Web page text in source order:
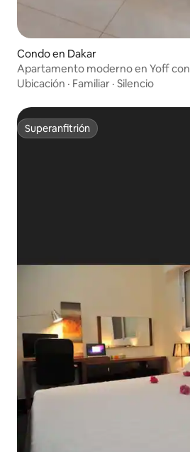
Condo en Dakar
Apartamento moderno en Yoff
semana
Ubicación · Familiar · Silencio
Superanfitrión
Superanfitrión